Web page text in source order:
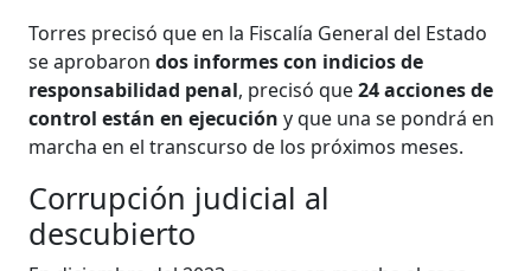
Torres precisó que en la Fiscalía General del Estado
se aprobarondos informes con indicios de
responsabilidad penal, precisó que24 acciones de
control están en ejecucióny que una se pondrá en
marcha en el transcurso de los próximos meses.
Corrupción judicial al
descubierto